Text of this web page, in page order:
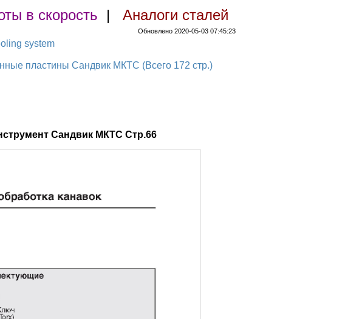
в скорость | Аналоги сталей
Обновлено 2020-05-03 07:45:23
system
пластины Сандвик МКТС (Всего 172 стр.)
Сандвик МКТС Стр.66